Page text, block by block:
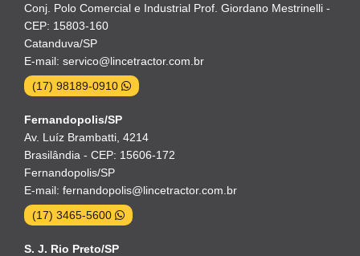
Conj. Polo Comercial e Industrial Prof. Giordano Mestrinelli -
CEP: 15803-160
Catanduva/SP
E-mail: servico@lincetractor.com.br
(17) 98189-0910
Fernandopolis/SP
Av. Luíz Brambatti, 4214
Brasilândia - CEP: 15606-172
Fernandopolis/SP
E-mail: fernandopolis@lincetractor.com.br
(17) 3465-5600
S. J. Rio Preto/SP